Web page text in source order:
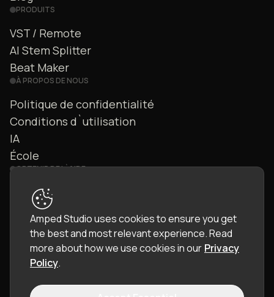
PRODUITS
VST / Remote
AI Stem Splitter
Beat Maker
À PROPOS DE NOUS
Politique de confidentialité
Conditions d`utilisation
IA
École
OBTENIR DE L`AIDE
Nous contacter
Communauté
Manuel
Amped Studio uses cookies to ensure you get
the best and most relevant experience.Read
more about how we use cookies in our Privacy
Policy.